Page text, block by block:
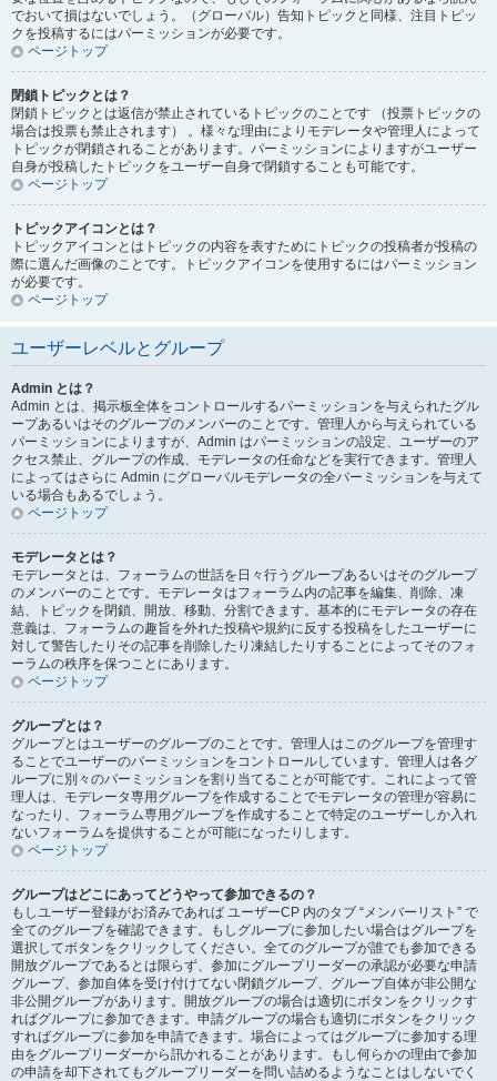
でおいて損はないでしょう。（グローバル）告知トピックと同様、注目トピッ
クを投稿するにはパーミッションが必要です。
ページトップ
閉鎖トピックとは？
閉鎖トピックとは返信が禁止されているトピックのことです （投票トピックの
場合は投票も禁止されます） 。様々な理由によりモデレータや管理人によって
トピックが閉鎖されることがあります。パーミッションによりますがユーザー
自身が投稿したトピックをユーザー自身で閉鎖することも可能です。
ページトップ
トピックアイコンとは？
トピックアイコンとはトピックの内容を表すためにトピックの投稿者が投稿の
際に選んだ画像のことです。トピックアイコンを使用するにはパーミッション
が必要です。
ページトップ
ユーザーレベルとグループ
Admin とは？
Admin とは、掲示板全体をコントロールするパーミッションを与えられたグル
ープあるいはそのグループのメンバーのことです。管理人から与えられている
パーミッションによりますが、Admin はパーミッションの設定、ユーザーのア
クセス禁止、グループの作成、モデレータの任命などを実行できます。管理人
によってはさらに Admin にグローバルモデレータの全パーミッションを与えて
いる場合もあるでしょう。
ページトップ
モデレータとは？
モデレータとは、フォーラムの世話を日々行うグループあるいはそのグループ
のメンバーのことです。モデレータはフォーラム内の記事を編集、削除、凍
結、トピックを閉鎖、開放、移動、分割できます。基本的にモデレータの存在
意義は、フォーラムの趣旨を外れた投稿や規約に反する投稿をしたユーザーに
対して警告したりその記事を削除したり凍結したりすることによってそのフォ
ーラムの秩序を保つことにあります。
ページトップ
グループとは？
グループとはユーザーのグループのことです。管理人はこのグループを管理す
ることでユーザーのパーミッションをコントロールしています。管理人は各グ
ループに別々のパーミッションを割り当てることが可能です。これによって管
理人は、モデレータ専用グループを作成することでモデレータの管理が容易に
なったり、フォーラム専用グループを作成することで特定のユーザーしか入れ
ないフォーラムを提供することが可能になったりします。
ページトップ
グループはどこにあってどうやって参加できるの？
もしユーザー登録がお済みであれば ユーザーCP 内のタブ “メンバーリスト” で
全てのグループを確認できます。もしグループに参加したい場合はグループを
選択してボタンをクリックしてください。全てのグループが誰でも参加できる
開放グループであるとは限らず、参加にグループリーダーの承認が必要な申請
グループ、参加自体を受け付けてない閉鎖グループ、グループ自体が非公開な
非公開グループがあります。開放グループの場合は適切にボタンをクリックす
ればグループに参加できます。申請グループの場合も適切にボタンをクリック
すればグループに参加を申請できます。場合によってはグループに参加する理
由をグループリーダーから訊かれることがあります。もし何らかの理由で参加
の申請を却下されてもグループリーダーを問い詰めるようなことはしないでく